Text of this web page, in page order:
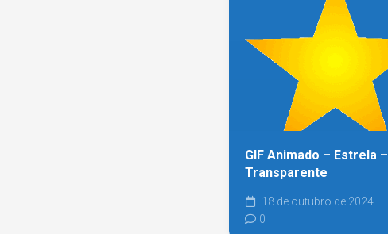
GIF Animado – Estrela –
Transparente
18 de outubro de 2024
0